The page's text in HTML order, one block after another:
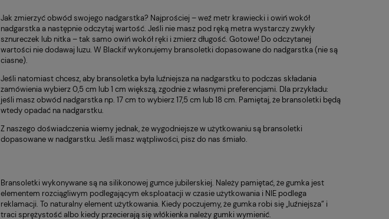
Jak zmierzyć obwód swojego nadgarstka? Najprościej – weź metr krawiecki i owiń wokół
nadgarstka a następnie odczytaj wartość. Jeśli nie masz pod ręką metra wystarczy zwykły
sznureczek lub nitka – tak samo owiń wokół ręki i zmierz długość. Gotowe! Do odczytanej
wartości nie dodawaj luzu. W Blackif wykonujemy bransoletki dopasowane do nadgarstka (nie są
ciasne).
Jeśli natomiast chcesz, aby bransoletka była luźniejsza na nadgarstku to podczas składania
zamówienia wybierz 0,5 cm lub 1 cm większą, zgodnie z własnymi preferencjami. Dla przykładu:
jeśli masz obwód nadgarstka np. 17 cm to wybierz 17,5 cm lub 18 cm. Pamiętaj, że bransoletki będą
wtedy opadać na nadgarstku.
Z naszego doświadczenia wiemy jednak, że wygodniejsze w użytkowaniu są bransoletki
dopasowane w nadgarstku. Jeśli masz wątpliwości, pisz do nas śmiało.
Bransoletki wykonywane są na silikonowej gumce jubilerskiej. Należy pamiętać, że gumka jest
elementem rozciągliwym podlegającym eksploatacji w czasie użytkowania i NIE podlega
reklamacji. To naturalny element użytkowania. Kiedy poczujemy, że gumka robi się „luźniejsza” i
traci sprężystość albo kiedy przecierają się włókienka należy gumki wymienić.